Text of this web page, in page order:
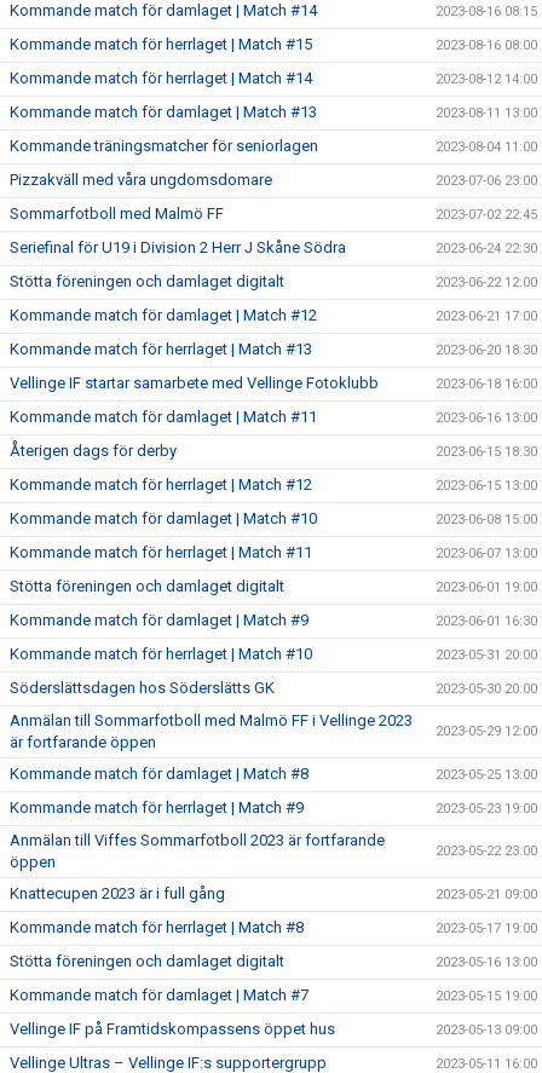
Kommande match för damlaget | Match #14 2023-08-16 08:15
Kommande match för herrlaget | Match #15 2023-08-16 08:00
Kommande match för herrlaget | Match #14 2023-08-12 14:00
Kommande match för damlaget | Match #13 2023-08-11 13:00
Kommande träningsmatcher för seniorlagen 2023-08-04 11:00
Pizzakväll med våra ungdomsdomare 2023-07-06 23:00
Sommarfotboll med Malmö FF 2023-07-02 22:45
Seriefinal för U19 i Division 2 Herr J Skåne Södra 2023-06-24 22:30
Stötta föreningen och damlaget digitalt 2023-06-22 12:00
Kommande match för damlaget | Match #12 2023-06-21 17:00
Kommande match för herrlaget | Match #13 2023-06-20 18:30
Vellinge IF startar samarbete med Vellinge Fotoklubb 2023-06-18 16:00
Kommande match för damlaget | Match #11 2023-06-16 13:00
Återigen dags för derby 2023-06-15 18:30
Kommande match för herrlaget | Match #12 2023-06-15 13:00
Kommande match för damlaget | Match #10 2023-06-08 15:00
Kommande match för herrlaget | Match #11 2023-06-07 13:00
Stötta föreningen och damlaget digitalt 2023-06-01 19:00
Kommande match för damlaget | Match #9 2023-06-01 16:30
Kommande match för herrlaget | Match #10 2023-05-31 20:00
Söderslättsdagen hos Söderslätts GK 2023-05-30 20:00
Anmälan till Sommarfotboll med Malmö FF i Vellinge 2023
är fortfarande öppen
2023-05-29 12:00
Kommande match för damlaget | Match #8 2023-05-25 13:00
Kommande match för herrlaget | Match #9 2023-05-23 19:00
Anmälan till Viffes Sommarfotboll 2023 är fortfarande
öppen
2023-05-22 23:00
Knattecupen 2023 är i full gång 2023-05-21 09:00
Kommande match för herrlaget | Match #8 2023-05-17 19:00
Stötta föreningen och damlaget digitalt 2023-05-16 13:00
Kommande match för damlaget | Match #7 2023-05-15 19:00
Vellinge IF på Framtidskompassens öppet hus 2023-05-13 09:00
Vellinge Ultras – Vellinge IF:s supportergrupp 2023-05-11 16:00